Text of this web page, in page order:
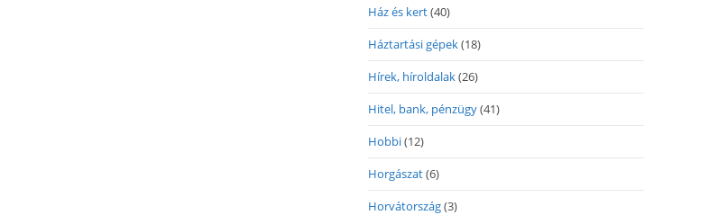
Ház és kert(40)
Háztartási gépek(18)
Hírek, híroldalak(26)
Hitel, bank, pénzügy(41)
Hobbi(12)
Horgászat(6)
Horvátország(3)